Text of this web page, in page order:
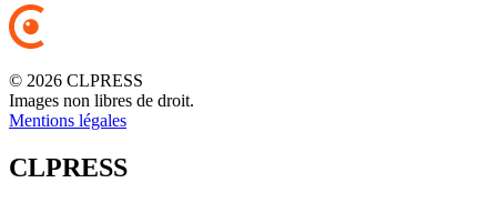
© 2026 CLPRESS
Images non libres de droit.
Mentions légales
CLPRESS